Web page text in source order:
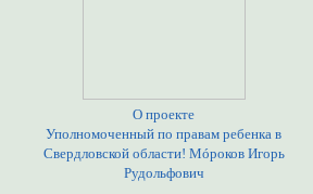
О проекте
Уполномоченный по правам ребенка в
Свердловской области! Мóроков Игорь
Рудольфович